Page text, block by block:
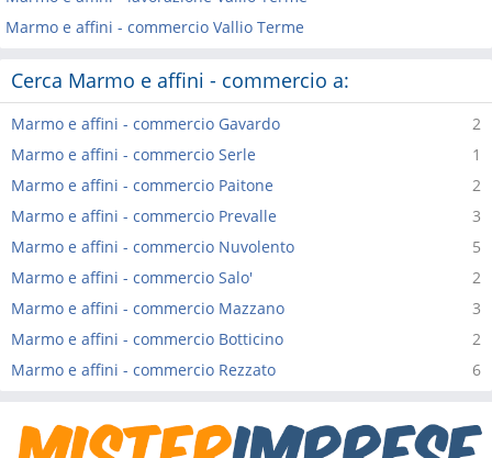
Marmo e affini - commercio Vallio Terme
Cerca Marmo e affini - commercio a:
2
Marmo e affini - commercio Gavardo
1
Marmo e affini - commercio Serle
2
Marmo e affini - commercio Paitone
3
Marmo e affini - commercio Prevalle
5
Marmo e affini - commercio Nuvolento
2
Marmo e affini - commercio Salo'
3
Marmo e affini - commercio Mazzano
2
Marmo e affini - commercio Botticino
6
Marmo e affini - commercio Rezzato